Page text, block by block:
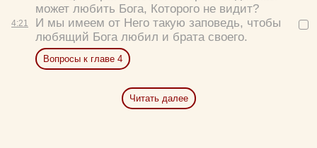
4:21
может любить Бога, Которого не видит?
И мы имеем от Него такую заповедь, чтобы
любящий Бога любил и брата своего.
Вопросы к главе 4
Читать далее
Удалить Сохранить